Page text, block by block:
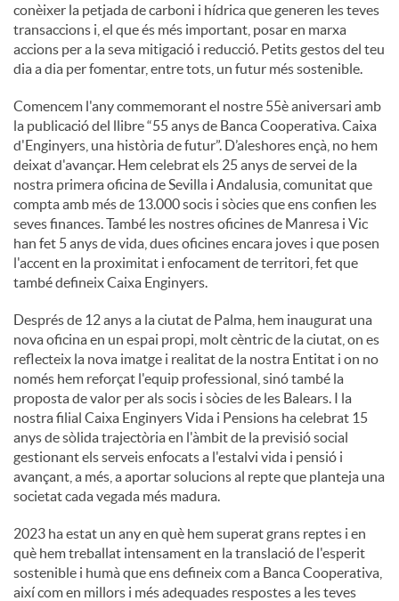
u
t
s
conèixer la petjada de carboni i hídrica que generen les teves
transaccions i, el que és més important, posar en marxa
accions per a la seva mitigació i reducció. Petits gestos del teu
dia a dia per fomentar, entre tots, un futur més sostenible.
Comencem l'any commemorant el nostre 55è aniversari amb
la publicació del llibre “55 anys de Banca Cooperativa. Caixa
d'Enginyers, una història de futur”. D’aleshores ençà, no hem
deixat d'avançar. Hem celebrat els 25 anys de servei de la
nostra primera oficina de Sevilla i Andalusia, comunitat que
compta amb més de 13.000 socis i sòcies que ens confien les
seves finances. També les nostres oficines de Manresa i Vic
han fet 5 anys de vida, dues oficines encara joves i que posen
l'accent en la proximitat i enfocament de territori, fet que
també defineix Caixa Enginyers.
Després de 12 anys a la ciutat de Palma, hem inaugurat una
nova oficina en un espai propi, molt cèntric de la ciutat, on es
reflecteix la nova imatge i realitat de la nostra Entitat i on no
només hem reforçat l'equip professional, sinó també la
proposta de valor per als socis i sòcies de les Balears. I la
nostra filial Caixa Enginyers Vida i Pensions ha celebrat 15
anys de sòlida trajectòria en l'àmbit de la previsió social
gestionant els serveis enfocats a l'estalvi vida i pensió i
avançant, a més, a aportar solucions al repte que planteja una
societat cada vegada més madura.
2023 ha estat un any en què hem superat grans reptes i en
què hem treballat intensament en la translació de l'esperit
sostenible i humà que ens defineix com a Banca Cooperativa,
així com en millors i més adequades respostes a les teves